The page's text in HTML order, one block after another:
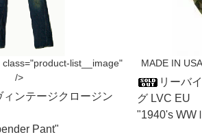
class="product-list__image"
/>
ィンテージクロージン
Pant"
MADE IN
リーバ
グ LVC EU
"1940's